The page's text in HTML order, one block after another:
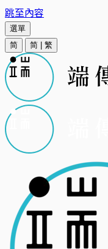
跳至內容
選單
简
简 繁